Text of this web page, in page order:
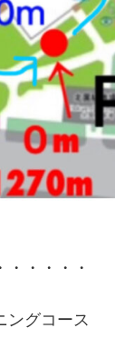
・・・・・
ングコース